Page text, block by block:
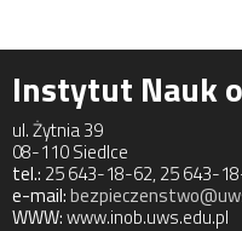
Instytut Nauk
ul. Żytnia 39
08-110 Siedlce
tel.: 25 643-18-62, 25 643-
e-mail:
WWW:www.inob.uws.edu.pl